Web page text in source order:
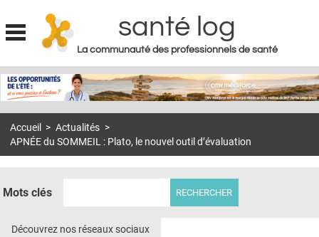
Jump to navigation
santé log
La communauté des professionnels de santé
MON COMPTE
S'ABONNER À LA REVUE SOIN À DOMICILE
DOSSIERS
Accueil > Actualités >
APNÉE du SOMMEIL : Plato, le nouvel outil d’évaluation
Mots clés
Découvrez nos réseaux sociaux